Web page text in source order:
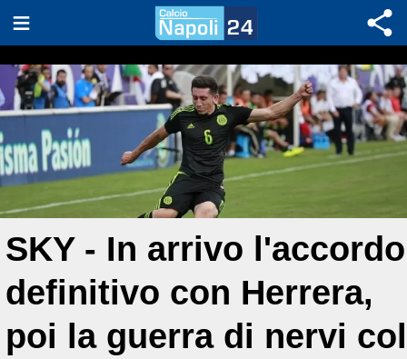
SKY - In arrivo l'accordo
definitivo con Herrera,
poi la guerra di nervi col